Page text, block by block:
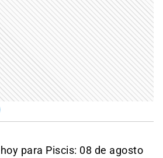
para Piscis: 08 de agosto